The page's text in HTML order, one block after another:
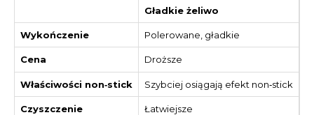
Gładkie żeliwo
Wykończenie Polerowane, gładkie
Cena Droższe
Właściwości non‑stick Szybciej osiągają efekt non‑stick
Czyszczenie Łatwiejsze